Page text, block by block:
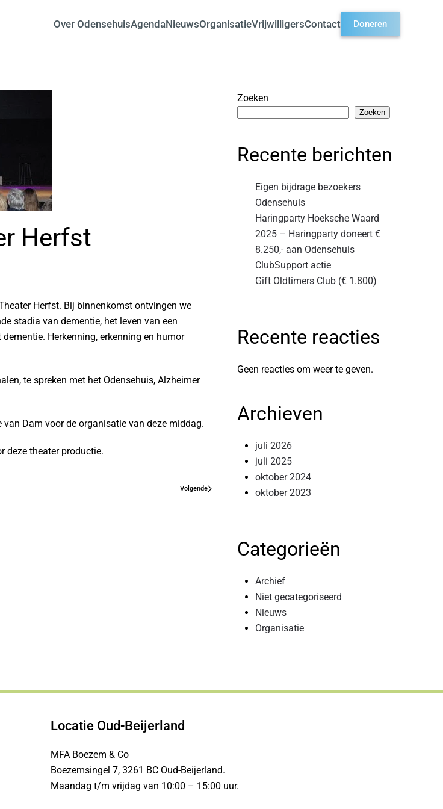
Over OdensehuisAgendaNieuwsOrganisatieVrijwilligersContact Doneren
Herfst
Herfst. Bij binnenkomst ontvingen we
stadia van dementie, het leven van een
Herkenning, erkenning en humor
te spreken met het Odensehuis, Alzheimer
van Dam voor de organisatie van deze middag.
deze theater productie.
Volgende
Zoeken
Zoeken
Recente berichten
Eigen bijdrage bezoekers
Odensehuis
Haringparty Hoeksche Waard
2025 – Haringparty doneert €
8.250,- aan Odensehuis
ClubSupport actie
Gift Oldtimers Club (€ 1.800)
Recente reacties
Geen reacties om weer te geven.
Archieven
juli 2026
juli 2025
oktober 2024
oktober 2023
Categorieën
Archief
Niet gecategoriseerd
Nieuws
Organisatie
Locatie Oud-Beijerland
MFA Boezem & Co
Boezemsingel 7, 3261 BC Oud-Beijerland.
Maandag t/m vrijdag van 10:00 – 15:00 uur.